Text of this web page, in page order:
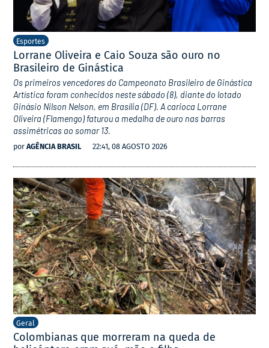
Esportes
Lorrane Oliveira e Caio Souza são ouro no
Brasileiro de Ginástica
Os primeiros vencedores do Campeonato Brasileiro de Ginástica
Artística foram conhecidos neste sábado (8), diante do lotado
Ginásio Nilson Nelson, em Brasília (DF). A carioca Lorrane
Oliveira (Flamengo) faturou a medalha de ouro nas barras
assimétricas ao somar 13.
por AGÊNCIA BRASIL 22:41, 08 AGOSTO 2026
Geral
Colombianas que morreram na queda de